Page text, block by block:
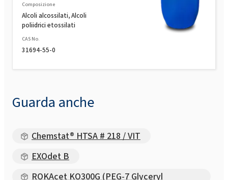
Composizione
Alcoli alcossilati, Alcoli
poliidrici etossilati
CAS No.
31694-55-0
Guarda anche
Chemstat® HTSA # 218 / VIT
EXOdet B
ROKAcet KO300G (PEG-7 Glyceryl